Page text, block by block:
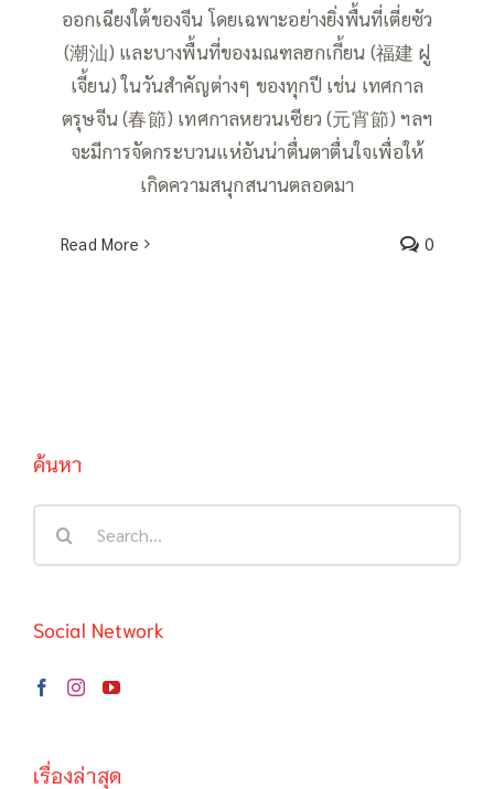
ออกเฉียงใต้ของจีน โดยเฉพาะอย่างยิ่งพื้นที่เตี่ยซัว
(潮汕) และบางพื้นที่ของมณฑลฮกเกี้ยน (福建 ฝู
เจี้ยน) ในวันสำคัญต่างๆ ของทุกปี เช่น เทศกาล
ตรุษจีน (春節) เทศกาลหยวนเซียว (元宵節) ฯลฯ
จะมีการจัดกระบวนแห่อันน่าตื่นตาตื่นใจเพื่อให้
เกิดความสนุกสนานตลอดมา
Read More 0
ค้นหา
Social Network
เรื่องล่าสุด